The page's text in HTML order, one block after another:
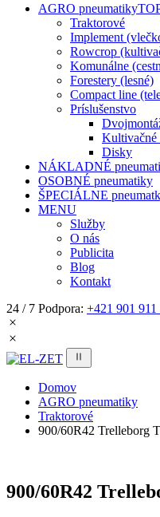
AGRO pneumatiky
Traktorové
Implement
Rowcrop
Komunálne
Forestery (lesné)
Compact line
Príslušenstvo
Kultivačné
Disky
NÁKLADNÉ
OSOBNÉ pneumatiky
ŠPECIÁLNE
MENU
Služby
O nás
Publicita
Blog
Kontakt
24 / 7 Podpora: +421 901 911
Domov
AGRO pneumatiky
Traktorové
900/60R42 Trelleborg
900/60R42